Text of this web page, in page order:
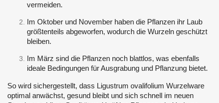
vermeiden.
Im Oktober und November haben die Pflanzen ihr Laub
größtenteils abgeworfen, wodurch die Wurzeln geschützt
bleiben.
Im März sind die Pflanzen noch blattlos, was ebenfalls
ideale Bedingungen für Ausgrabung und Pflanzung bietet.
So wird sichergestellt, dass Ligustrum ovalifolium Wurzelware
optimal anwächst, gesund bleibt und sich schnell im neuen